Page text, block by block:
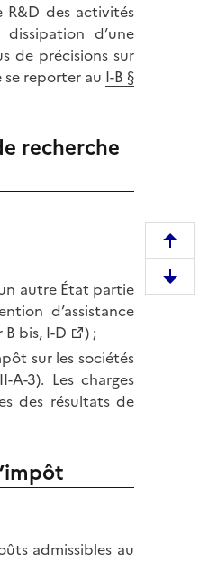
des activités
d’une
de précisions sur
reporter au I-B §
recherche
autre État partie
d’assistance
bis, I-D
) ;
sur les sociétés
3). Les charges
des résultats de
admissibles au
e
m
D